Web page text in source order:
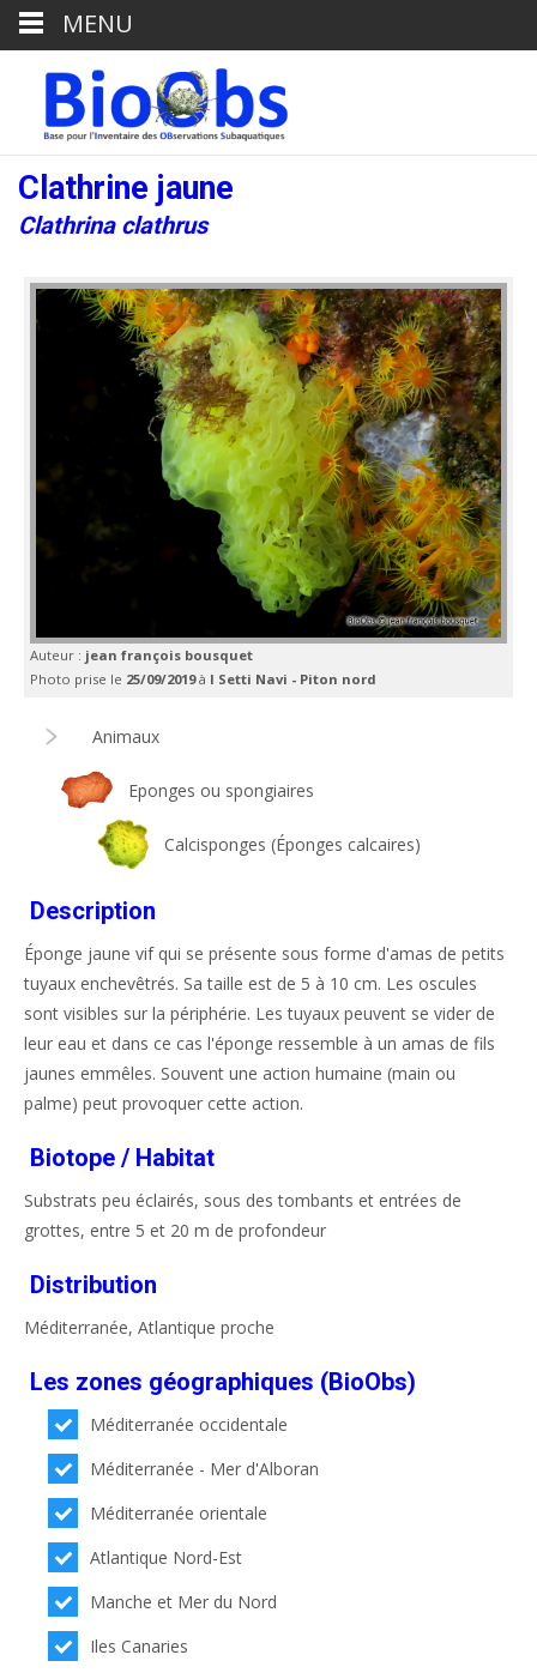
Clathrine jaune
Clathrina clathrus
Auteur : jean françois bousquet
Photo prise le 25/09/2019à I Setti Navi - Piton nord
Animaux
Eponges ou spongiaires
Calcisponges (Éponges calcaires)
Description
Éponge jaune vif qui se présente sous forme d'amas de petits
tuyaux enchevêtrés. Sa taille est de 5 à 10 cm. Les oscules
sont visibles sur la périphérie. Les tuyaux peuvent se vider de
leur eau et dans ce cas l'éponge ressemble à un amas de fils
jaunes emmêles. Souvent une action humaine (main ou
palme) peut provoquer cette action.
Biotope / Habitat
Substrats peu éclairés, sous des tombants et entrées de
grottes, entre 5 et 20 m de profondeur
Distribution
Méditerranée, Atlantique proche
Les zones géographiques (BioObs)
Méditerranée occidentale
Méditerranée - Mer d'Alboran
Méditerranée orientale
Atlantique Nord-Est
Manche et Mer du Nord
Iles Canaries
MENU